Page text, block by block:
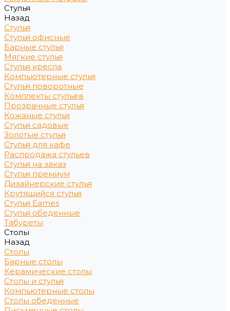
Стулья
Назад
Стулья
Стулья офисные
Барные стулья
Мягкие стулья
Стулья кресла
Компьютерные стулья
Стулья поворотные
Комплекты стульев
Прозрачные стулья
Кожаные стулья
Стулья садовые
Золотые стулья
Стулья для кафе
Распродажа стульев
Стулья на заказ
Стулья премиум
Дизайнерские стулья
Крутящийся стулья
Стулья Eames
Стулья обеденные
Табуреты
Столы
Назад
Столы
Барные столы
Керамические столы
Столы и стулья
Компьютерные столы
Столы обеденные